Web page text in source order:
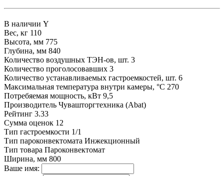
В наличии Y
Вес, кг 110
Высота, мм 775
Глубина, мм 840
Количество воздушных ТЭН-ов, шт. 3
Количество проголосовавших 3
Количество устанавливаемых гастроемкостей, шт. 6
Максимальная температура внутри камеры, °C 270
Потребяемая мощность, кВт 9,5
Производитель Чувашторгтехника (Abat)
Рейтинг 3.33
Сумма оценок 12
Тип гастроемкости 1/1
Тип пароконвектомата Инжекционный
Тип товара Пароконвектомат
Ширина, мм 800
Ваше имя: